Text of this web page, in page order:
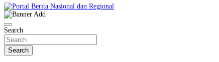
Portal Berita Nasional dan Regional
Search
Search